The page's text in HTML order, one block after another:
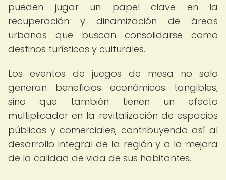
pueden jugar un papel clave en la
recuperación y dinamización de áreas
urbanas que buscan consolidarse como
destinos turísticos y culturales.
Los eventos de juegos de mesa no solo
generan beneficios económicos tangibles,
sino que también tienen un efecto
multiplicador en la revitalización de espacios
públicos y comerciales, contribuyendo así al
desarrollo integral de la región y a la mejora
de la calidad de vida de sus habitantes.